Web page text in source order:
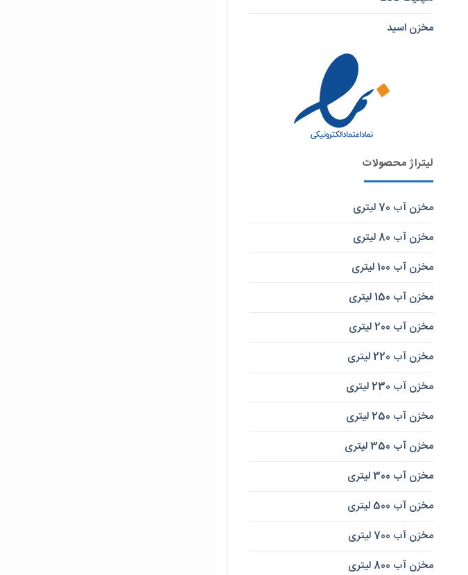
مخزن اسید
لیتراژ محصولات
مخزن آب 70 لیتری
مخزن آب 80 لیتری
مخزن آب 100 لیتری
مخزن آب 150 لیتری
مخزن آب 200 لیتری
مخزن آب 220 لیتری
مخزن آب 230 لیتری
مخزن آب 250 لیتری
مخزن آب 350 لیتری
مخزن آب 300 لیتری
مخزن آب 500 لیتری
مخزن آب 700 لیتری
مخزن آب 800 لیتری